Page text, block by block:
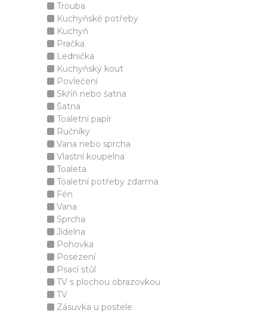
Trouba
Kuchyňské potřeby
Kuchyň
Pračka
Lednička
Kuchyňský kout
Povlečení
Skříň nebo šatna
Šatna
Toaletní papír
Ručníky
Vana nebo sprcha
Vlastní koupelna
Toaleta
Toaletní potřeby zdarma
Fén
Vana
Sprcha
Jídelna
Pohovka
Posezení
Psací stůl
TV s plochou obrazovkou
TV
Zásuvka u postele